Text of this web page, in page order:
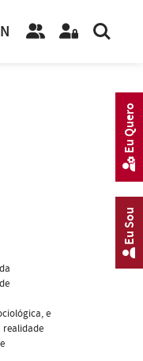
e
realidade
Eu Sou
Eu Quero